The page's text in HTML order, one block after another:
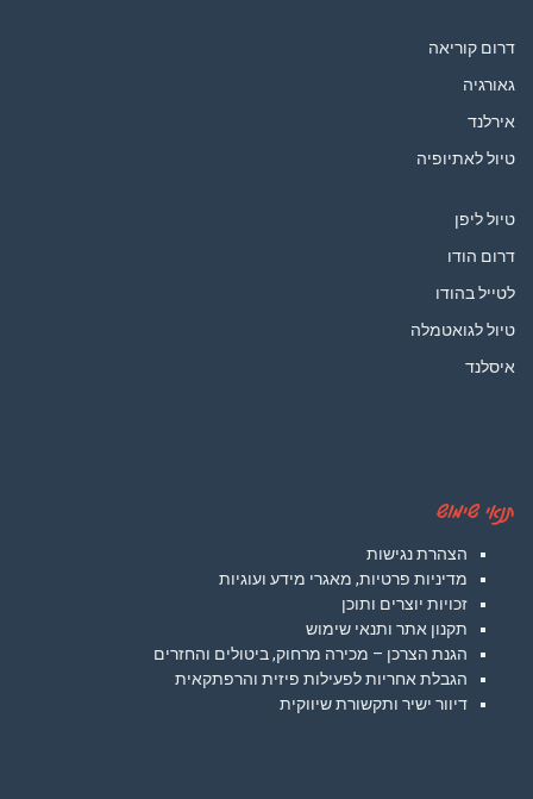
דרום קוריאה
גאורגיה
אירלנד
טיול לאתיופיה
טיול ליפן
דרום הודו
לטייל בהודו
טיול לגואטמלה
איסלנד
תנאי שימוש
הצהרת נגישות
מדיניות פרטיות, מאגרי מידע ועוגיות
זכויות יוצרים ותוכן
תקנון אתר ותנאי שימוש
הגנת הצרכן – מכירה מרחוק, ביטולים והחזרים
הגבלת אחריות לפעילות פיזית והרפתקאית
דיוור ישיר ותקשורת שיווקית